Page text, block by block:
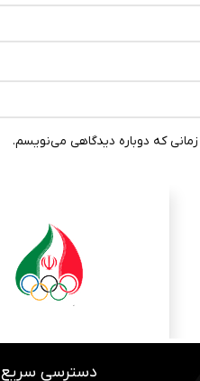
که دوباره دیدگاهی می‌نویسم.
دسترسی سریع